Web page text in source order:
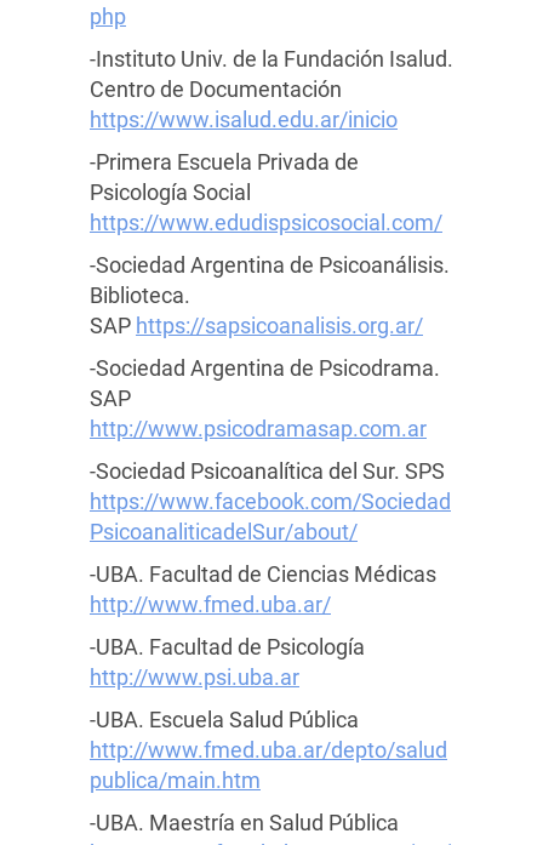
php
-Instituto Univ. de la Fundación Isalud.
Centro de Documentación
https://www.isalud.edu.ar/inicio
-Primera Escuela Privada de
Psicología Social
https://www.edudispsicosocial.com/
-Sociedad Argentina de Psicoanálisis.
Biblioteca.
SAP https://sapsicoanalisis.org.ar/
-Sociedad Argentina de Psicodrama.
SAP
http://www.psicodramasap.com.ar
-Sociedad Psicoanalítica del Sur. SPS
https://www.facebook.com/Sociedad
PsicoanaliticadelSur/about/
-UBA. Facultad de Ciencias Médicas
http://www.fmed.uba.ar/
-UBA. Facultad de Psicología
http://www.psi.uba.ar
-UBA. Escuela Salud Pública
http://www.fmed.uba.ar/depto/salud
publica/main.htm
-UBA. Maestría en Salud Pública